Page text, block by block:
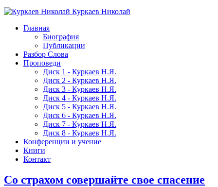
Куркаев Николай
Главная
Биография
Публикации
Разбор Слова
Проповеди
Диск 1 - Куркаев Н.Я.
Диск 2 - Куркаев Н.Я.
Диск 3 - Куркаев Н.Я.
Диск 4 - Куркаев Н.Я.
Диск 5 - Куркаев Н.Я.
Диск 6 - Куркаев Н.Я.
Диск 7 - Куркаев Н.Я.
Диск 8 - Куркаев Н.Я.
Конференции и учение
Книги
Контакт
Со страхом совершайте свое спасение